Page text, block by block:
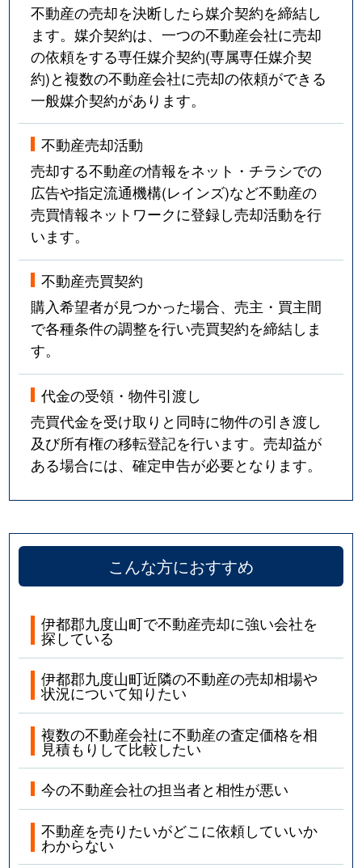
不動産の売却を決断したら媒介契約を締結し
ます。媒介契約は、一つの不動産会社に売却
の依頼をする専任媒介契約(専属専任媒介契
約)と複数の不動産会社に売却の依頼ができる
一般媒介契約があります。
不動産売却活動
売却する不動産の情報をネット・チラシでの
広告や指定流通機構(レインズ)など不動産の
売買情報ネットワークに登録し売却活動を行
います。
不動産売買契約
購入希望者が見つかった場合、売主・買主間
で各種条件の調整を行い売買契約を締結しま
す。
代金の受領・物件引渡し
売買代金を受け取りと同時に物件の引き渡し
及び所有権の移転登記を行います。売却益が
ある場合には、確定申告が必要となります。
こんな方におすすめ
伊都郡九度山町で不動産売却に強い会社を
探している
伊都郡九度山町近隣の不動産の売却相場や
状況について知りたい
複数の不動産会社に不動産の査定価格を相
見積もりして比較したい
今の不動産会社の担当者と相性が悪い
不動産を売りたいがどこに依頼していいか
わからない